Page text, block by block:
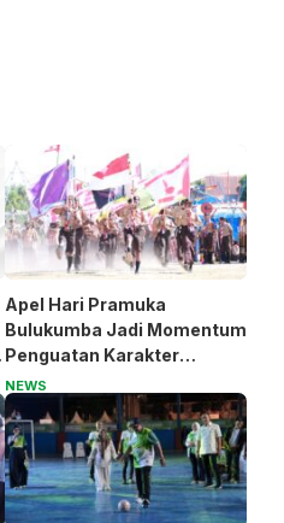
Apel Hari Pramuka
Bulukumba Jadi Momentum
Penguatan Karakter
Generasi Muda
NEWS